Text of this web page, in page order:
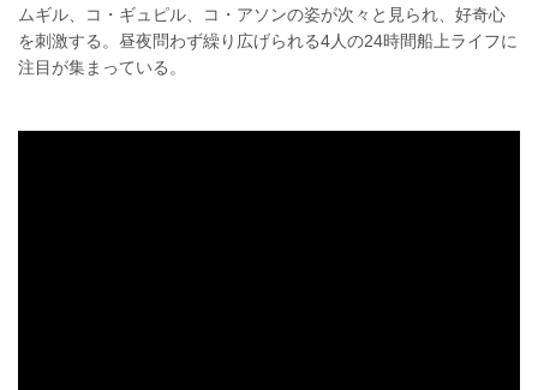
ムギル、コ・ギュピル、コ・アソンの姿が次々と見られ、好奇心
を刺激する。昼夜問わず繰り広げられる4人の24時間船上ライフに
注目が集まっている。